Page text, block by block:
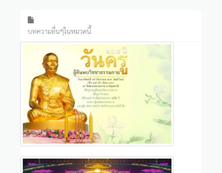
บทความอื่นๆในหมวดนี้